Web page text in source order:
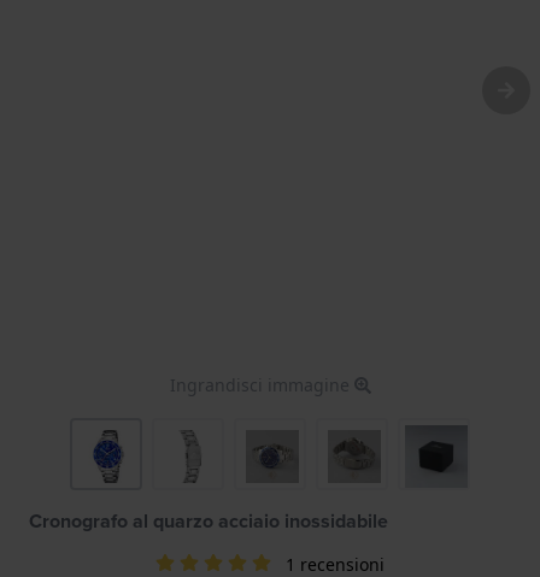
Ingrandisci immagine
Cronografo al quarzo acciaio inossidabile
1 recensioni